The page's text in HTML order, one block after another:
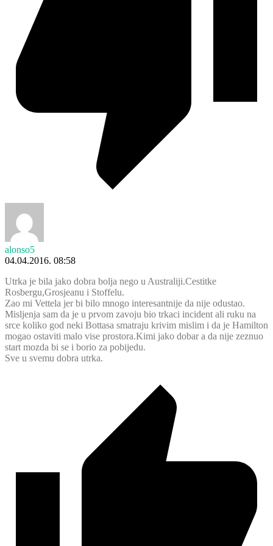
alonso5
04.04.2016. 08:58
Utrka je bila jako dobra bolja nego u Australiji.Cestitke
Rosbergu,Grosjeanu i Stoffelu.
Zao mi Vettela jer bi bilo mnogo interesantnije da nije odustao.
Misljenja sam da je u prvom zavoju bio trkaci incident ali ruku na
srce koliko god neki Bottasa smatraju krivim mislim i da je Hamilton
mogao ostaviti malo vise prostora.Kimi jako dobar a da nije zeznuo
start mozda bi se i borio za pobijedu.
Sve u svemu dobra utrka.